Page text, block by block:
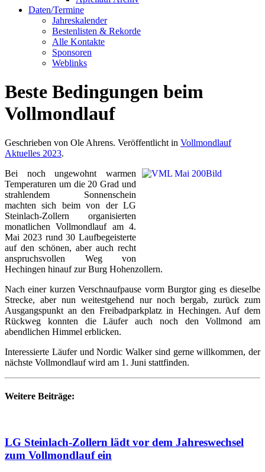
Daten/Termine
Jahreskalender
Bestenlisten & Rekorde
Alle Kontakte
Sponsoren
Weblinks
Beste Bedingungen beim
Vollmondlauf
Geschrieben von Ole Ahrens. Veröffentlicht in Vollmondlauf
Aktuelles 2023.
Bei noch ungewohnt warmen
Temperaturen um die 20 Grad und
strahlendem Sonnenschein
machten sich beim von der LG
Steinlach-Zollern organisierten
monatlichen Vollmondlauf am 4.
Mai 2023 rund 30 Laufbegeisterte
auf den schönen, aber auch recht
anspruchsvollen Weg von
Hechingen hinauf zur Burg Hohenzollern.
Nach einer kurzen Verschnaufpause vorm Burgtor ging es dieselbe
Strecke, aber nun weitestgehend nur noch bergab, zurück zum
Ausgangspunkt an den Freibadparkplatz in Hechingen. Auf dem
Rückweg konnten die Läufer auch noch den Vollmond am
abendlichen Himmel erblicken.
Interessierte Läufer und Nordic Walker sind gerne willkommen, der
nächste Vollmondlauf wird am 1. Juni stattfinden.
Weitere Beiträge:
LG Steinlach-Zollern lädt vor dem Jahreswechsel
zum Vollmondlauf ein